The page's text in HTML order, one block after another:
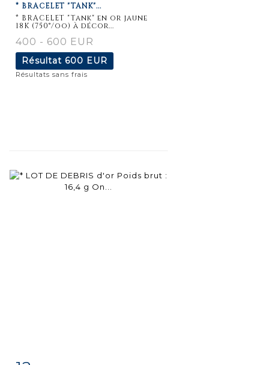
détaillée
* BRACELET "TANK"...
* BRACELET "Tank" en or jaune
18K (750°/oo) à décor...
400 - 600 EUR
Résultat 600 EUR
Résultats sans frais